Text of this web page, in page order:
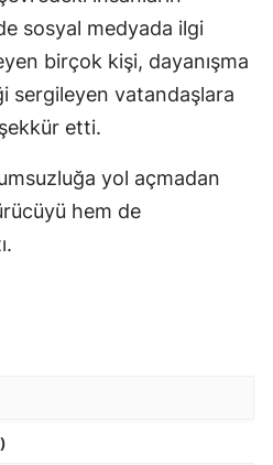
sosyal medyada ilgi
birçok kişi, dayanışma
sergileyen vatandaşlara
etti.
yol açmadan
hem de